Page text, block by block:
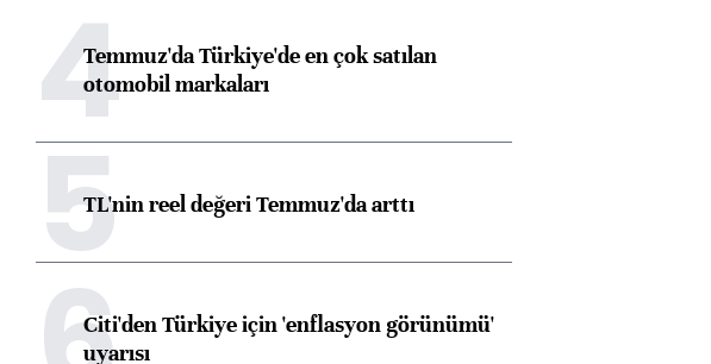
4Temmuz'da Türkiye'de en çok satılan
otomobil markaları
5TL'nin reel değeri Temmuz'da arttı
Citi'den Türkiye için 'enflasyon görünümü'
uyarısı